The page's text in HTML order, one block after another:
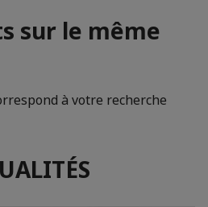
sur le même
à votre recherche